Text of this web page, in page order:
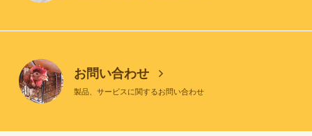
お問い合わせ
製品、サービスに関するお問い合わせ